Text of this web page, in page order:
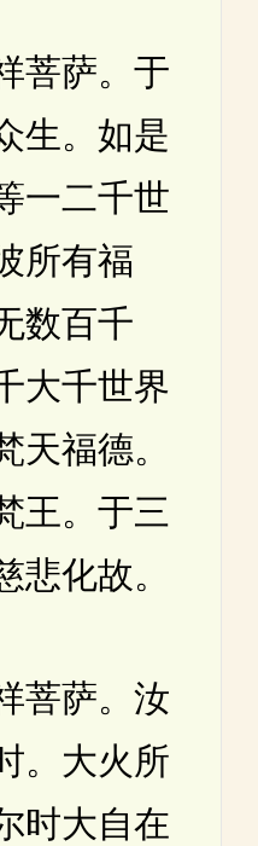
萨。于
生。如是
一二千世
所有福
数百千
大千世界
天福德。
王。于三
悲化故。
萨。汝
。大火所
时大自在